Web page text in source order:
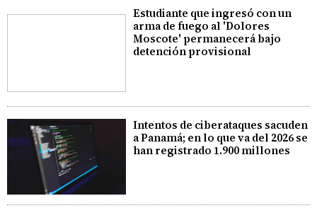
Estudiante que ingresó con un
arma de fuego al 'Dolores
Moscote' permanecerá bajo
detención provisional
Intentos de ciberataques sacuden
a Panamá; en lo que va del 2026 se
han registrado 1.900 millones